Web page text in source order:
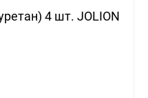
4 шт. JOLION